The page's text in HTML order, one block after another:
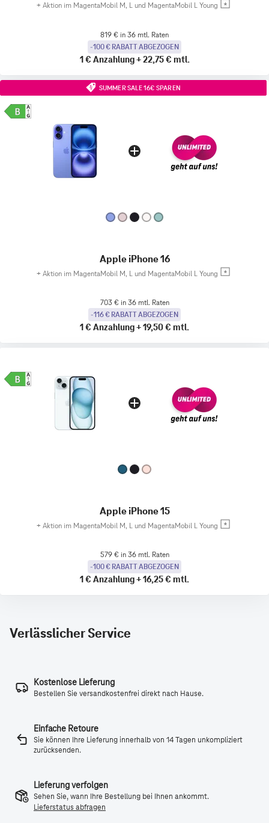
+ Aktion im MagentaMobil M, L und MagentaMobil L Young
819 € in 36 mtl. Raten
-100 € RABATT ABGEZOGEN
1 € Anzahlung+22,75 € mtl.
SUMMER SALE 16€ SPAREN
Apple iPhone 16
+ Aktion im MagentaMobil M, L und MagentaMobil L Young
703 € in 36 mtl. Raten
-116 € RABATT ABGEZOGEN
1 € Anzahlung+19,50 € mtl.
Apple iPhone 15
+ Aktion im MagentaMobil M, L und MagentaMobil L Young
579 € in 36 mtl. Raten
-100 € RABATT ABGEZOGEN
1 € Anzahlung+16,25 € mtl.
Verlässlicher Service
Kostenlose Lieferung
Bestellen Sie versandkostenfrei direkt nach Hause.
Einfache Retoure
Sie können Ihre Lieferung innerhalb von 14 Tagen unkompliziert
zurücksenden.
Lieferung verfolgen
Sehen Sie, wann Ihre Bestellung bei Ihnen ankommt.
Lieferstatus abfragen